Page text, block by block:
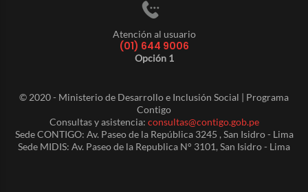
Atención al usuario
(01) 644 9006
Opción 1
© 2020 - Ministerio de Desarrollo e Inclusión Social | Programa
Contigo
Consultas y asistencia: consultas@contigo.gob.pe
Sede CONTIGO: Av. Paseo de la República 3245 , San Isidro - Lima
Sede MIDIS: Av. Paseo de la Republica N° 3101, San Isidro - Lima